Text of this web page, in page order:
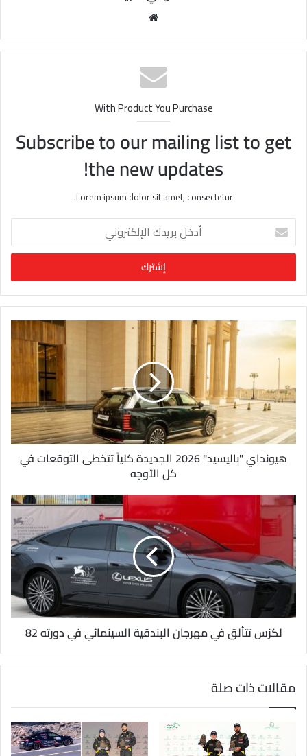
الوي
ب
With Product You Purchase
Subscribe to our mailing list to get
the new updates!
Lorem ipsum dolor sit amet, consectetur.
خ
ب
ر
ي
د
ك
ا
ل
ت
ر
هيونداي "باليسيد" 2026 الجديدة كلياً تتخطى التوقعات في
كل الأوجه
لكزس تتألق في مهرجان البندقية السينمائي في دورته 82
مقالات ذات صلة